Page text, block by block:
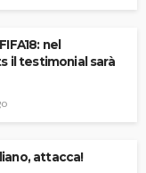
nel
il testimonial sarà
attacca!